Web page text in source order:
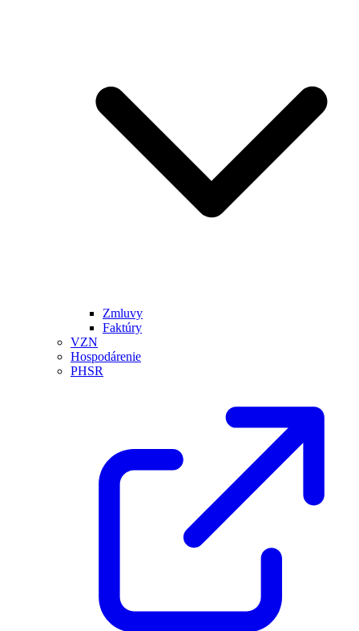
Zmluvy
Faktúry
VZN
Hospodárenie
PHSR